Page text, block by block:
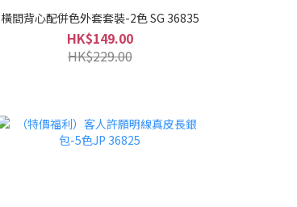
橫間背心配併色外套套裝-2色 SG 36835
HK$149.00
HK$229.00